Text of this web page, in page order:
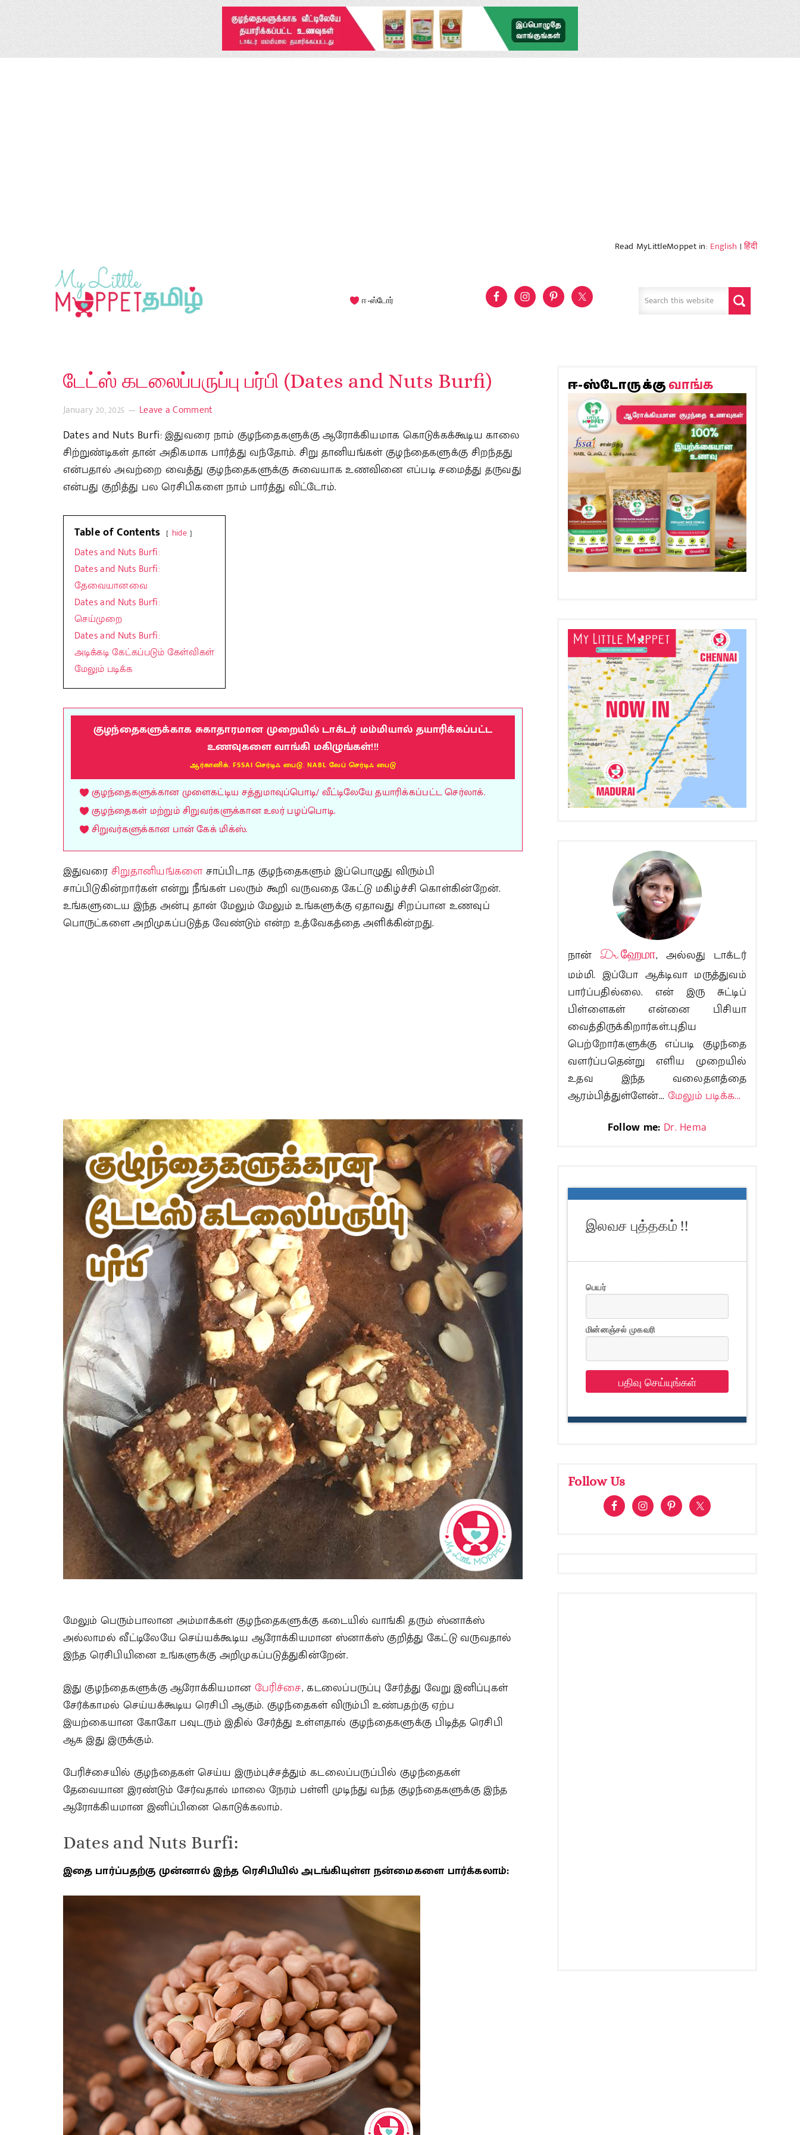
Read MyLittleMoppet in: English |हिंदी
ஈ-ஸ்டோர்
டேட்ஸ் கடலைப்பருப்பு பர்பி (Dates and Nuts Burfi)
January 20, 2025 Leave a Comment
Dates and Nuts Burfi: இதுவரை நாம் குழந்தைகளுக்கு ஆரோக்கியமாக கொடுக்கக்கூடிய காலை
சிற்றுண்டிகள் தான் அதிகமாக பார்த்து வந்தோம். சிறு தானியங்கள் குழந்தைகளுக்கு சிறந்தது
என்பதால் அவற்றை வைத்து குழந்தைகளுக்கு சுவையாக உணவினை எப்படி சமைத்து தருவது
என்பது குறித்து பல ரெசிபிகளை நாம் பார்த்து விட்டோம்.
Table of Contents hide
Dates and Nuts Burfi:
Dates and Nuts Burfi:
தேவையானவை
Dates and Nuts Burfi:
செய்முறை
Dates and Nuts Burfi:
அடிக்கடி கேட்கப்படும் கேள்விகள்
மேலும் படிக்க
குழந்தைகளுக்காக சுகாதாரமான முறையில் டாக்டர் மம்மியால் தயாரிக்கப்பட்ட
உணவுகளை வாங்கி மகிழுங்கள்!!!
ஆர்கானிக். FSSAI செர்டிஃ பைடு. NABL லேப் செர்டிஃ பைடு
குழந்தைகளுக்கான முளைகட்டிய சத்துமாவுப்பொடி/ வீட்டிலேயே தயாரிக்கப்பட்ட செர்லாக்.
குழந்தைகள் மற்றும் சிறுவர்களுக்கான உலர் பழப்பொடி.
சிறுவர்களுக்கான பான் கேக் மிக்ஸ்.
இதுவரைசிறுதானியங்களைசாப்பிடாத குழந்தைகளும் இப்பொழுது விரும்பி
சாப்பிடுகின்றார்கள் என்று நீங்கள் பலரும் கூறி வருவதை கேட்டு மகிழ்ச்சி கொள்கின்றேன்.
உங்களுடைய இந்த அன்பு தான் மேலும் மேலும் உங்களுக்கு ஏதாவது சிறப்பான உணவுப்
பொருட்களை அறிமுகப்படுத்த வேண்டும் என்ற உத்வேகத்தை அளிக்கின்றது.
மேலும் பெரும்பாலான அம்மாக்கள் குழந்தைகளுக்கு கடையில் வாங்கி தரும் ஸ்னாக்ஸ்
அல்லாமல் வீட்டிலேயே செய்யக்கூடிய ஆரோக்கியமான ஸ்னாக்ஸ் குறித்து கேட்டு வருவதால்
இந்த ரெசிபியினை உங்களுக்கு அறிமுகப்படுத்துகின்றேன்.
இது குழந்தைகளுக்கு ஆரோக்கியமான பேரிச்சை, கடலைப்பருப்பு சேர்த்து வேறு இனிப்புகள்
சேர்க்காமல் செய்யக்கூடிய ரெசிபி ஆகும். குழந்தைகள் விரும்பி உண்பதற்கு ஏற்ப
இயற்கையான கோகோ பவுடரும் இதில் சேர்த்து உள்ளதால் குழந்தைகளுக்கு பிடித்த ரெசிபி
ஆக இது இருக்கும்.
பேரிச்சையில் குழந்தைகள் செய்ய இரும்புச்சத்தும் கடலைப்பருப்பில் குழந்தைகள்
தேவையான இரண்டும் சேர்வதால் மாலை நேரம் பள்ளி முடிந்து வந்த குழந்தைகளுக்கு இந்த
ஆரோக்கியமான இனிப்பினை கொடுக்கலாம்.
Dates and Nuts Burfi:
இதை பார்ப்பதற்கு முன்னால் இந்த ரெசிபியில் அடங்கியுள்ள நன்மைகளை பார்க்கலாம்:
ஈ-ஸ்டோருக்குவாங்க
நான் Dr.ஹேமா, அல்லது டாக்டர்
மம்மி. இப்போ ஆக்டிவா மருத்துவம்
பார்ப்பதில்லை. என் இரு சுட்டிப்
பிள்ளைகள் என்னை பிசியா
வைத்திருக்கிறார்கள்.புதிய
பெற்றோர்களுக்கு எப்படி குழந்தை
வளர்ப்பதென்று எளிய முறையில்
உதவ இந்த வலைதளத்தை
ஆரம்பித்துள்ளேன்... மேலும் படிக்க...
Follow me: Dr. Hema
இலவச புத்தகம் !!
பெயர்
மின்னஞ்சல் முகவரி
பதிவு செய்யுங்கள்
Follow Us